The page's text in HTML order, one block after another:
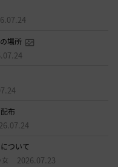
場所
布
ついて
2026.07.23